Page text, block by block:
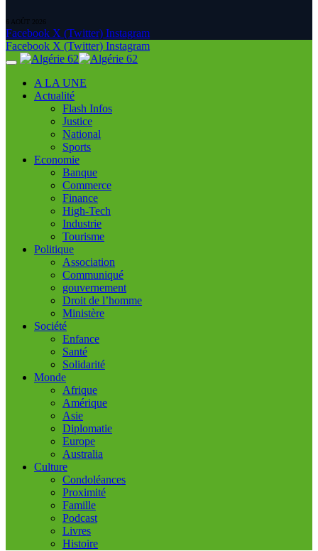
6 AOÛT 2026
Facebook X (Twitter) Instagram
Facebook X (Twitter) Instagram
A LA UNE
Actualité
Flash Infos
Justice
National
Sports
Economie
Banque
Commerce
Finance
High-Tech
Industrie
Tourisme
Politique
Association
Communiqué
gouvernement
Droit de l’homme
Ministère
Société
Enfance
Santé
Solidarité
Monde
Afrique
Amérique
Asie
Diplomatie
Europe
Australia
Culture
Condoléances
Proximité
Famille
Podcast
Livres
Histoire